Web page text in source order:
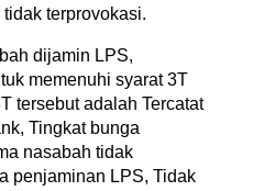
terprovokasi.
dijamin LPS,
memenuhi syarat 3T
tersebut adalah Tercatat
Tingkat bunga
nasabah tidak
penjaminan LPS, Tidak